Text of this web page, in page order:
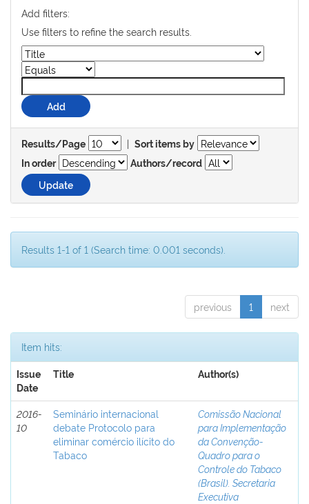
Add filters:
Use filters to refine the search results.
Results/Page | Sort items by
In order
Authors/record
Results 1-1 of 1 (Search time: 0.001 seconds).
previous 1 next
Item hits:
Issue
Date
Title Author(s)
2016-
10
Seminário internacional
debate Protocolo para
eliminar comércio ilícito do
Tabaco
Comissão Nacional
para Implementação
da Convenção-
Quadro para o
Controle do Tabaco
(Brasil). Secretaria
Executiva